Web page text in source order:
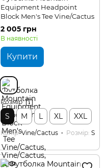
Equipment Headpoint
Block Men's Tee Vine/Cactus
2 005 грн
В наявності
Купити
Розмір
S M L XL XXL
Колір Vine/Cactus Розмір S